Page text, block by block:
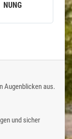
NUNG
Augenblicken aus.
und sicher